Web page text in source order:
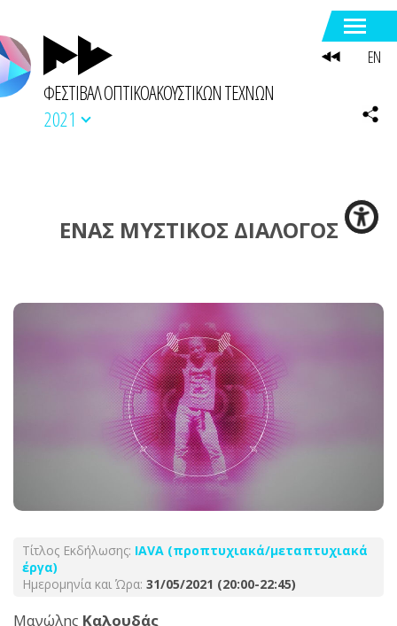
ΦΕΣΤΙΒΑΛ ΟΠΤΙΚΟΑΚΟΥΣΤΙΚΩΝ ΤΕΧΝΩΝ
2021
ΕΝΑΣ ΜΥΣΤΙΚΟΣ ΔΙΑΛΟΓΟΣ
Τίτλος Εκδήλωσης: ΙΑVA (προπτυχιακά/μεταπτυχιακά
έργα)
Ημερομηνία και Ώρα: 31/05/2021 (20:00-22:45)
Μανώλης Καλουδάς
EN